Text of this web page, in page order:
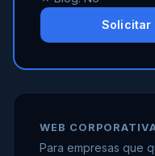
Solicitar
WEB
Para empresas que